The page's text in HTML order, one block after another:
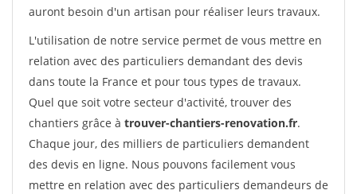
auront besoin d'un artisan pour réaliser leurs travaux.
L'utilisation de notre service permet de vous mettre en
relation avec des particuliers demandant des devis
dans toute la France et pour tous types de travaux.
Quel que soit votre secteur d'activité, trouver des
chantiers grâce à trouver-chantiers-renovation.fr.
Chaque jour, des milliers de particuliers demandent
des devis en ligne. Nous pouvons facilement vous
mettre en relation avec des particuliers demandeurs de